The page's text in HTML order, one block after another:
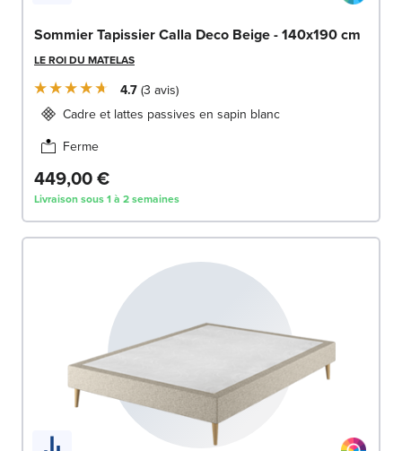
Sommier Tapissier Calla Deco Beige - 140x190 cm
LE ROI DU MATELAS
4.7 3 avis
Cadre et lattes passives en sapin blanc
Ferme
449,00 €
Livraison sous 1 à 2 semaines